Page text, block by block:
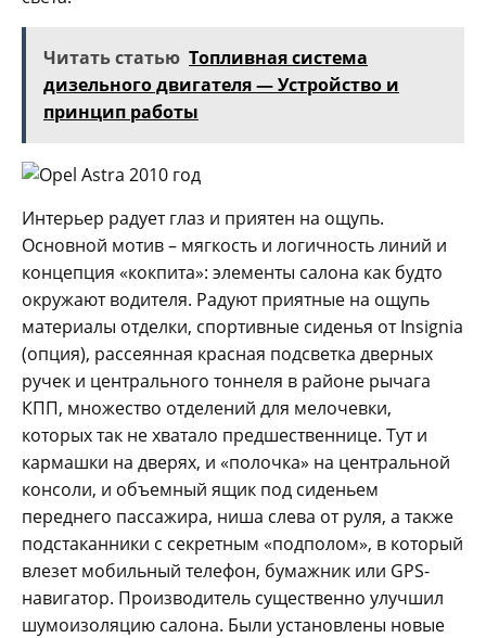
Читать статью Топливная система
дизельного двигателя — Устройство и
принцип работы
Интерьер радует глаз и приятен на ощупь.
Основной мотив – мягкость и логичность линий и
концепция «кокпита»: элементы салона как будто
окружают водителя. Радуют приятные на ощупь
материалы отделки, спортивные сиденья от Insignia
(опция), рассеянная красная подсветка дверных
ручек и центрального тоннеля в районе рычага
КПП, множество отделений для мелочевки,
которых так не хватало предшественнице. Тут и
кармашки на дверях, и «полочка» на центральной
консоли, и объемный ящик под сиденьем
переднего пассажира, ниша слева от руля, а также
подстаканники с секретным «подполом», в который
влезет мобильный телефон, бумажник или GPS-
навигатор. Производитель существенно улучшил
шумоизоляцию салона. Были установлены новые